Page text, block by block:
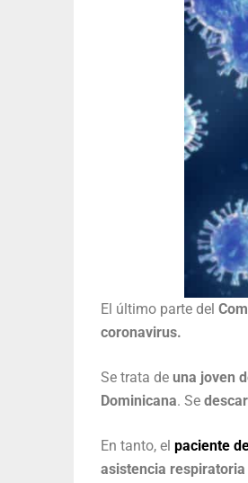
El último parte del
coronavirus.
Se trata de una joven
Dominicana. Se
En tanto, el paciente
asistencia